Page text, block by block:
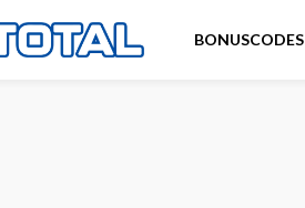
BONUSCODES